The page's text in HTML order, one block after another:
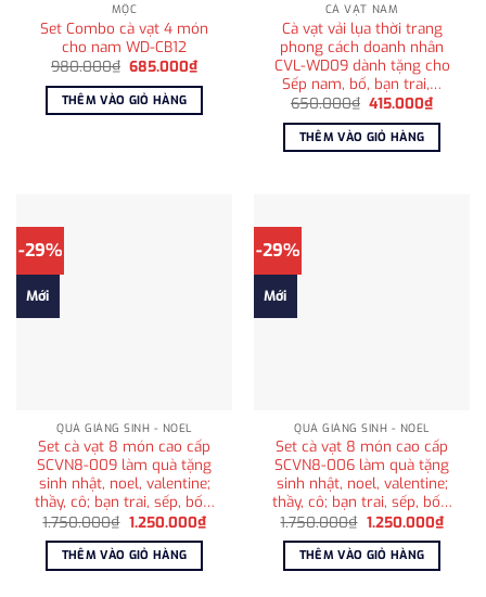
MỘC
Set Combo cà vạt 4 món
cho nam WD-CB12
980.000₫ Giá
là:
980.000₫.
685.000₫Giá
hiện
tại
685.000₫.
THÊM VÀO GIỎ HÀNG
CÀ VẠT NAM
Cà vạt vải lụa thời trang
phong cách doanh nhân
CVL-WD09 dành tặng cho
Sếp nam, bố, bạn trai,…
650.000₫ Giá
là:
650.000₫.
415.000₫Giá
hiện
tại
THÊM VÀO GIỎ HÀNG
-29%
Mới
QUÀ GIÁNG SINH - NOEL
Set cà vạt 8 món cao cấp
SCVN8-009 làm quà tặng
sinh nhật, noel, valentine;
thầy, cô; bạn trai, sếp, bố…
1.750.000₫ Giá
là:
1.750.000₫.
1.250.000₫Giá
hiện
1.250.000₫.
THÊM VÀO GIỎ HÀNG
-29%
Mới
QUÀ GIÁNG SINH - NOEL
Set cà vạt 8 món cao cấp
SCVN8-006 làm quà tặng
sinh nhật, noel, valentine;
thầy, cô; bạn trai, sếp, bố…
1.750.000₫ Giá
là:
1.750.000₫.
1.250.000₫Giá
hiện
THÊM VÀO GIỎ HÀNG